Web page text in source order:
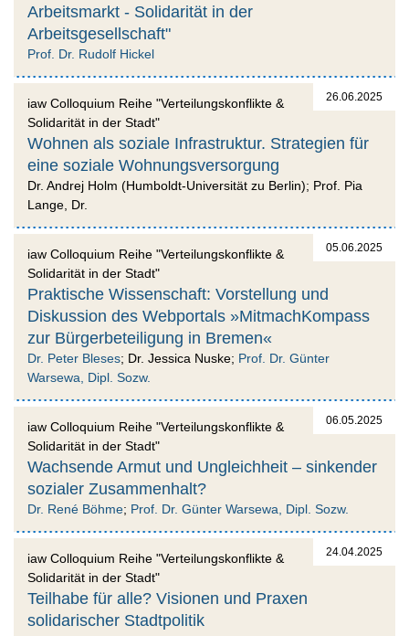
Arbeitsmarkt - Solidarität in der
Arbeitsgesellschaft"
Prof. Dr. Rudolf Hickel
26.06.2025
iaw Colloquium Reihe "Verteilungskonflikte &
Solidarität in der Stadt"
Wohnen als soziale Infrastruktur. Strategien für
eine soziale Wohnungsversorgung
Dr. Andrej Holm (Humboldt-Universität zu Berlin); Prof. Pia
Lange, Dr.
05.06.2025
iaw Colloquium Reihe "Verteilungskonflikte &
Solidarität in der Stadt"
Praktische Wissenschaft: Vorstellung und
Diskussion des Webportals »MitmachKompass
zur Bürgerbeteiligung in Bremen«
Dr. Peter Bleses; Dr. Jessica Nuske; Prof. Dr. Günter
Warsewa, Dipl. Sozw.
06.05.2025
iaw Colloquium Reihe "Verteilungskonflikte &
Solidarität in der Stadt"
Wachsende Armut und Ungleichheit – sinkender
sozialer Zusammenhalt?
Dr. René Böhme; Prof. Dr. Günter Warsewa, Dipl. Sozw.
24.04.2025
iaw Colloquium Reihe "Verteilungskonflikte &
Solidarität in der Stadt"
Teilhabe für alle? Visionen und Praxen
solidarischer Stadtpolitik